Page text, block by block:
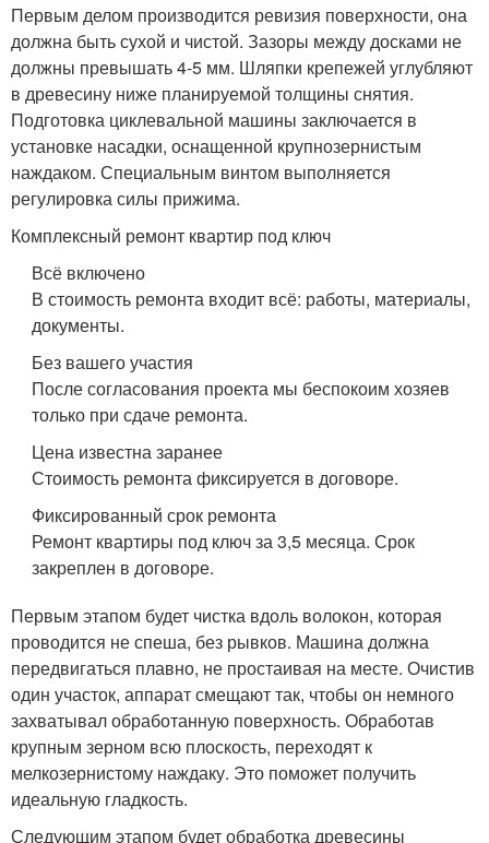
Первым делом производится ревизия поверхности, она
должна быть сухой и чистой. Зазоры между досками не
должны превышать 4-5 мм. Шляпки крепежей углубляют
в древесину ниже планируемой толщины снятия.
Подготовка циклевальной машины заключается в
установке насадки, оснащенной крупнозернистым
наждаком. Специальным винтом выполняется
регулировка силы прижима.
Комплексный ремонт квартир под ключ
Всё включено
В стоимость ремонта входит всё: работы, материалы,
документы.
Без вашего участия
После согласования проекта мы беспокоим хозяев
только при сдаче ремонта.
Цена известна заранее
Стоимость ремонта фиксируется в договоре.
Фиксированный срок ремонта
Ремонт квартиры под ключ за 3,5 месяца. Срок
закреплен в договоре.
Первым этапом будет чистка вдоль волокон, которая
проводится не спеша, без рывков. Машина должна
передвигаться плавно, не простаивая на месте. Очистив
один участок, аппарат смещают так, чтобы он немного
захватывал обработанную поверхность. Обработав
крупным зерном всю плоскость, переходят к
мелкозернистому наждаку. Это поможет получить
идеальную гладкость.
Следующим этапом будет обработка древесины